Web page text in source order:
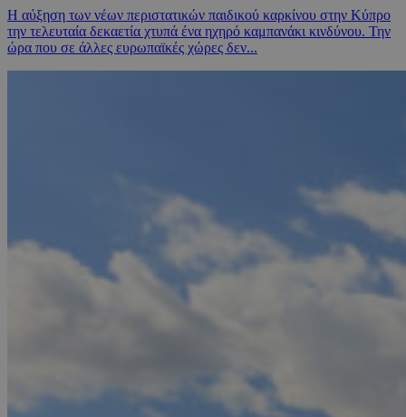
Η αύξηση των νέων περιστατικών παιδικού καρκίνου στην Κύπρο
την τελευταία δεκαετία χτυπά ένα ηχηρό καμπανάκι κινδύνου. Την
ώρα που σε άλλες ευρωπαϊκές χώρες δεν...